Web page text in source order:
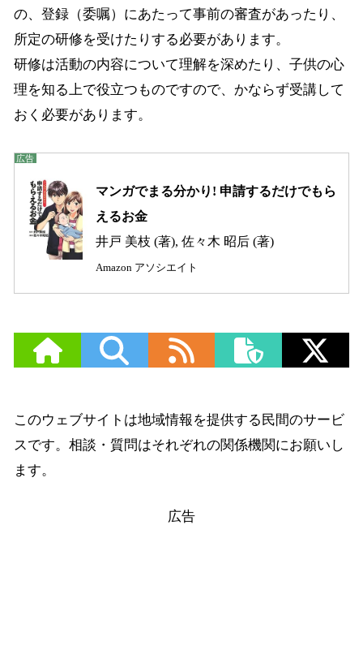
の、登録（委嘱）にあたって事前の審査があったり、
所定の研修を受けたりする必要があります。
研修は活動の内容について理解を深めたり、子供の心
理を知る上で役立つものですので、かならず受講して
おく必要があります。
マンガでまる分かり! 申請するだけでもら
えるお金
井戸 美枝 (著), 佐々木 昭后 (著)
Amazon アソシエイト